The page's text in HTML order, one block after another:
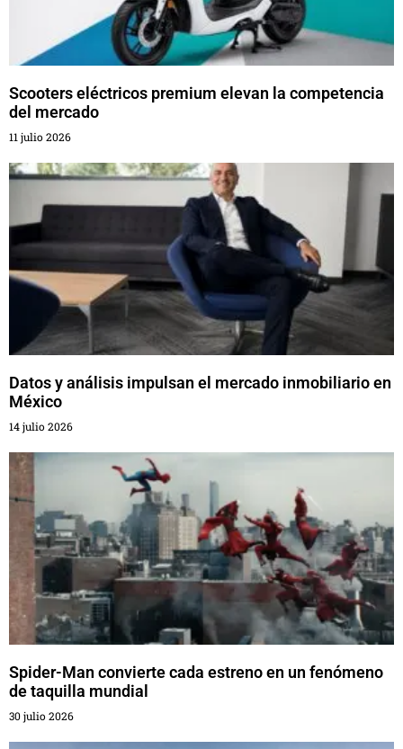
Scooters eléctricos premium elevan la competencia
del mercado
11 julio 2026
Datos y análisis impulsan el mercado inmobiliario en
México
14 julio 2026
Spider-Man convierte cada estreno en un fenómeno
de taquilla mundial
30 julio 2026